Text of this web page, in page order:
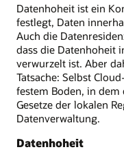
Datenhoheit ist ein
festlegt, Daten
Auch die
dass die Datenhoheit
verwurzelt ist. Aber
Tatsache: Selbst
festem Boden, in
Gesetze der lokalen
Datenverwaltung.
Datenhoheit